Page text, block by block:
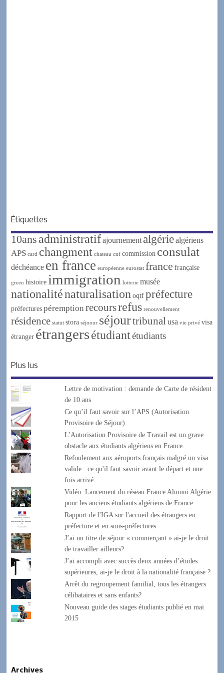
Étiquettes
10ans administratifajournement algériealgériens
APS card changment chateau cnf commission consulat
déchéance en france européenne eurostat france française
green histoire immigration lotterie musée
nationaliténaturalisation oqtf préfecture
préfectures péremption recoursrefus renouvellement
résidence statut stora séjoour séjourtribunal usa vie privé visa
étranger étrangersétudiantétudiants
Plus lus
Lettre de motivation : demande de Carte de résident
de 10 ans
Ce qu’il faut savoir sur l’APS (Autorisation
Provisoire de Séjour)
L'Autorisation Provisoire de Travail est un grave
obstacle aux étudiants algériens en France.
Refoulement aux aéroports français malgré un visa
valide : ce qu'il faut savoir avant le départ et une
fois arrivé.
Vidéo. Lancement du réseau France Alumni Algérie
pour les anciens étudiants algériens de France
Rapport de l'IGA sur l'accueil des étrangers en
préfecture et en sous-préfectures
J’ai un titre de séjour « commerçant » ai-je le droit
de travailler ailleurs?
J’ai accompli avec succès deux années d’études
supérieures, ai-je le droit à la nationalité française ?
Arrêt du regroupement familial, tous les étrangers
célibataires et sans enfants?
Nouveau guide des stages étudiants publié en mai
2015
Archives